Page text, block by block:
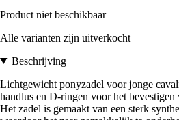
Product niet beschikbaar
Alle varianten zijn uitverkocht
Beschrijving
Lichtgewicht ponyzadel voor jonge
handlus en D-ringen voor het bevestigen
Het zadel is gemaakt van een sterk